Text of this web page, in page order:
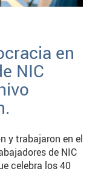
en
NIC
y trabajaron en el
de NIC
celebra los 40